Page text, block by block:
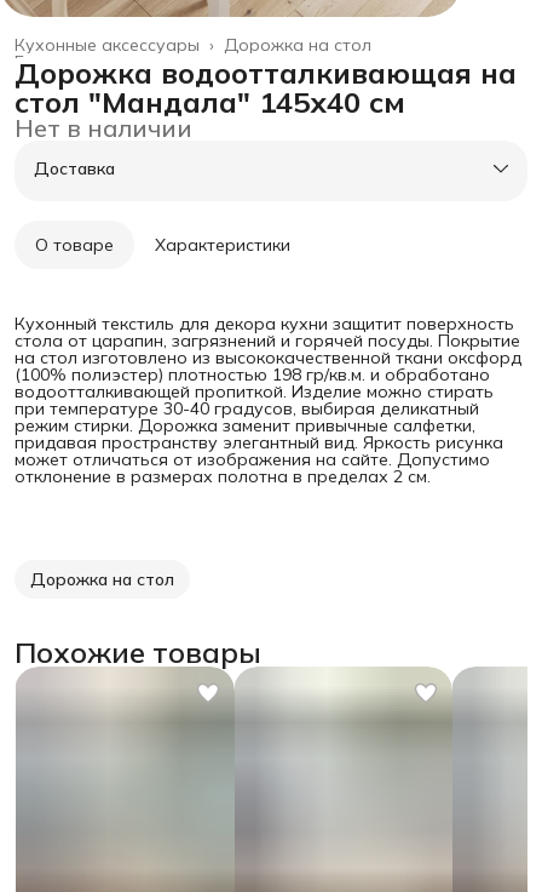
Дорожка на стол
Кухонные аксессуары ›
Главная
Дорожка водоотталкивающая на
стол "Мандала" 145х40 см
Нет в наличии
Доставка
О товаре Характеристики
Кухонный текстиль для декора кухни защитит поверхность
стола от царапин, загрязнений и горячей посуды. Покрытие
на стол изготовлено из высококачественной ткани оксфорд
(100% полиэстер) плотностью 198 гр/кв.м. и обработано
водоотталкивающей пропиткой. Изделие можно стирать
при температуре 30-40 градусов, выбирая деликатный
режим стирки. Дорожка заменит привычные салфетки,
придавая пространству элегантный вид. Яркость рисунка
может отличаться от изображения на сайте. Допустимо
отклонение в размерах полотна в пределах 2 см.
Дорожка на стол
Похожие товары